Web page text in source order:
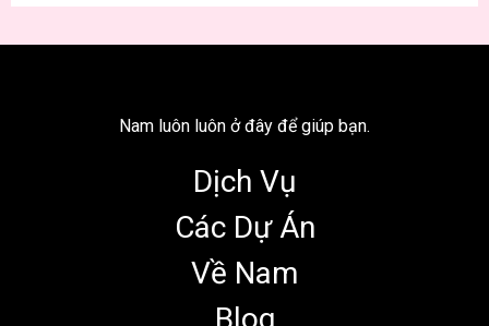
Nam luôn luôn ở đây để giúp bạn.
Dịch Vụ
Các Dự Án
Về Nam